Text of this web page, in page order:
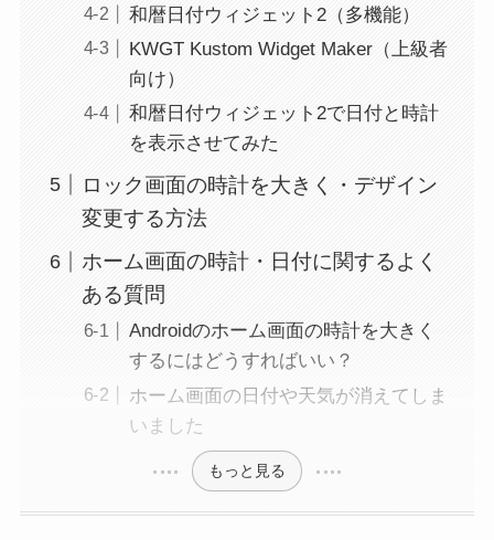
和暦日付ウィジェット2（多機能）
KWGT Kustom Widget Maker（上級者
向け）
和暦日付ウィジェット2で日付と時計
を表示させてみた
ロック画面の時計を大きく・デザイン
変更する方法
ホーム画面の時計・日付に関するよく
ある質問
Androidのホーム画面の時計を大きく
するにはどうすればいい？
ホーム画面の日付や天気が消えてしま
いました
もっと見る